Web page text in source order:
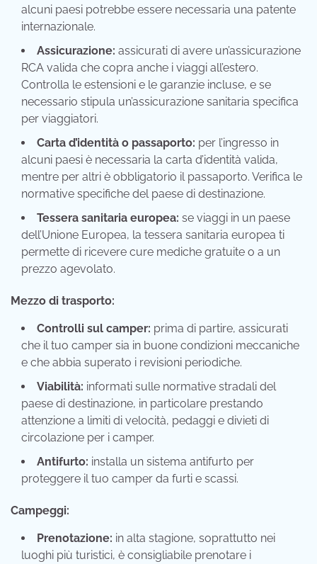
alcuni paesi potrebbe essere necessaria una patente
internazionale.
Assicurazione: assicurati di avere un’assicurazione
RCA valida che copra anche i viaggi all’estero.
Controlla le estensioni e le garanzie incluse, e se
necessario stipula un’assicurazione sanitaria specifica
per viaggiatori.
Carta d’identità o passaporto: per l’ingresso in
alcuni paesi è necessaria la carta d’identità valida,
mentre per altri è obbligatorio il passaporto. Verifica le
normative specifiche del paese di destinazione.
Tessera sanitaria europea: se viaggi in un paese
dell’Unione Europea, la tessera sanitaria europea ti
permette di ricevere cure mediche gratuite o a un
prezzo agevolato.
Mezzo di trasporto:
Controlli sul camper: prima di partire, assicurati
che il tuo camper sia in buone condizioni meccaniche
e che abbia superato i revisioni periodiche.
Viabilità: informati sulle normative stradali del
paese di destinazione, in particolare prestando
attenzione a limiti di velocità, pedaggi e divieti di
circolazione per i camper.
Antifurto: installa un sistema antifurto per
proteggere il tuo camper da furti e scassi.
Campeggi:
Prenotazione: in alta stagione, soprattutto nei
luoghi più turistici, è consigliabile prenotare i